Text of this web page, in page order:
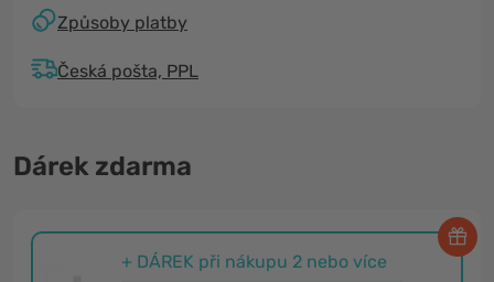
Způsoby platby
Česká pošta, PPL
Dárek zdarma
+ DÁREK při nákupu 2 nebo více